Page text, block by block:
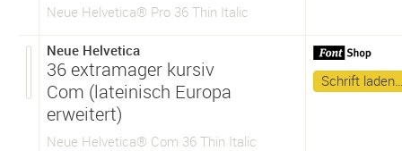
Neue Helvetica® Pro 36 Thin Italic
Neue Helvetica
36 extramager kursiv
Com (lateinisch Europa
erweitert)
Neue Helvetica® Com 36 Thin Italic
Schrift